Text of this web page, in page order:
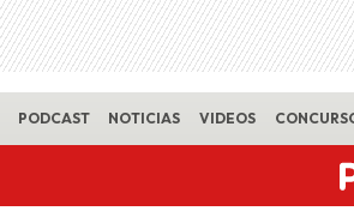
PODCAST NOTICIAS VIDEOS